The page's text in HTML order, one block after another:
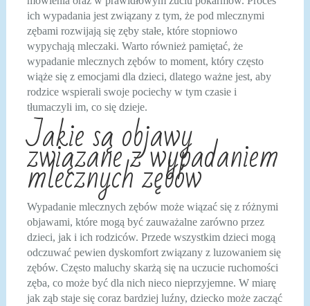
ich wypadania jest związany z tym, że pod mlecznymi
zębami rozwijają się zęby stałe, które stopniowo
wypychają mleczaki. Warto również pamiętać, że
wypadanie mlecznych zębów to moment, który często
wiąże się z emocjami dla dzieci, dlatego ważne jest, aby
rodzice wspierali swoje pociechy w tym czasie i
tłumaczyli im, co się dzieje.
Jakie są objawy
związane z wypadaniem
mlecznych zębów
Wypadanie mlecznych zębów może wiązać się z różnymi
objawami, które mogą być zauważalne zarówno przez
dzieci, jak i ich rodziców. Przede wszystkim dzieci mogą
odczuwać pewien dyskomfort związany z luzowaniem się
zębów. Często maluchy skarżą się na uczucie ruchomości
zęba, co może być dla nich nieco nieprzyjemne. W miarę
jak ząb staje się coraz bardziej luźny, dziecko może zacząć